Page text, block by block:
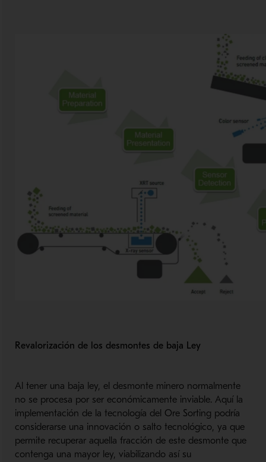
Revalorización de los desmontes de baja Ley
Al tener una baja ley, el desmonte minero normalmente
no se procesa por ser económicamente inviable. Aquí la
implementación de la tecnología del Ore Sorting podría
considerarse una innovación o salto tecnológico, ya que
permite recuperar aquella fracción de este desmonte que
contenga una mayor ley, viabilizando así su